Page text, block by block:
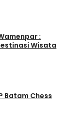
:
Wisata
Batam Chess